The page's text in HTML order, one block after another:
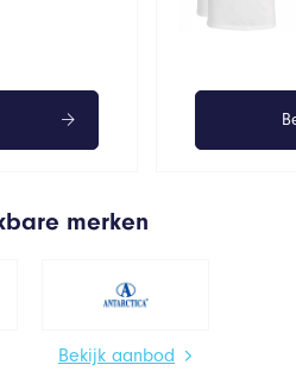
merken
Bekijk aanbod